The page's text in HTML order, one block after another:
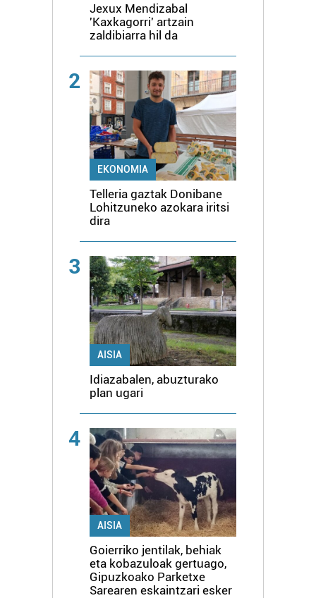
Jexux Mendizabal
'Kaxkagorri' artzain
zaldibiarra hil da
2
EKONOMIA
Telleria gaztak Donibane
Lohitzuneko azokara iritsi
dira
3
AISIA
Idiazabalen, abuzturako
plan ugari
4
AISIA
Goierriko jentilak, behiak
eta kobazuloak gertuago,
Gipuzkoako Parketxe
Sarearen eskaintzari esker